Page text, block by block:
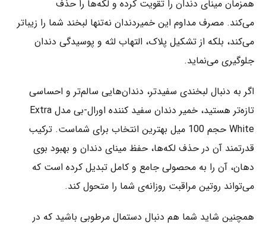
همزمان مینای دندان را تقویت کرده و لکه‌ها را حذف
می‌کند. مصرف مداوم این خمیردندان نه‌تنها لبخند شما را زیباتر
می‌کند، بلکه از تشکیل پلاک، التهاب لثه و پوسیدگی دندان
جلوگیری می‌نماید.
اگر به دنبال لبخندی سفیدتر، دندان‌هایی سالم‌تر و احساسی
تازه‌تر هستید، خمیر دندان سفید کننده اورال-بی مدل Extra
White حجم 100 میل بهترین انتخاب برای شماست. ترکیب
قدرتمند آن در حذف لکه‌ها، حفظ مینای دندان و بهبود بوی
دهان، آن را به محصولی جامع و کامل تبدیل کرده است که
می‌تواند روتین مراقبت روزانه‌ی شما را متحول کند.
همچنین شاید شما هم دنبال دستمال مرطوبی باشید که در